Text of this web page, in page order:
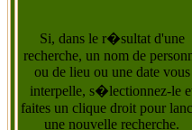
Si, dans le r�sultat d'une
recherche, un nom de
ou de lieu ou une date vous
interpelle, s�lectionnez-le
faites un clique droit pour
une nouvelle recherche.